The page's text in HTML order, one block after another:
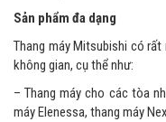
Sản phẩm đa dạng
Thang máy Mitsubishi có
không gian, cụ thể như:
– Thang máy cho các tòa
máy Elenessa, thang máy